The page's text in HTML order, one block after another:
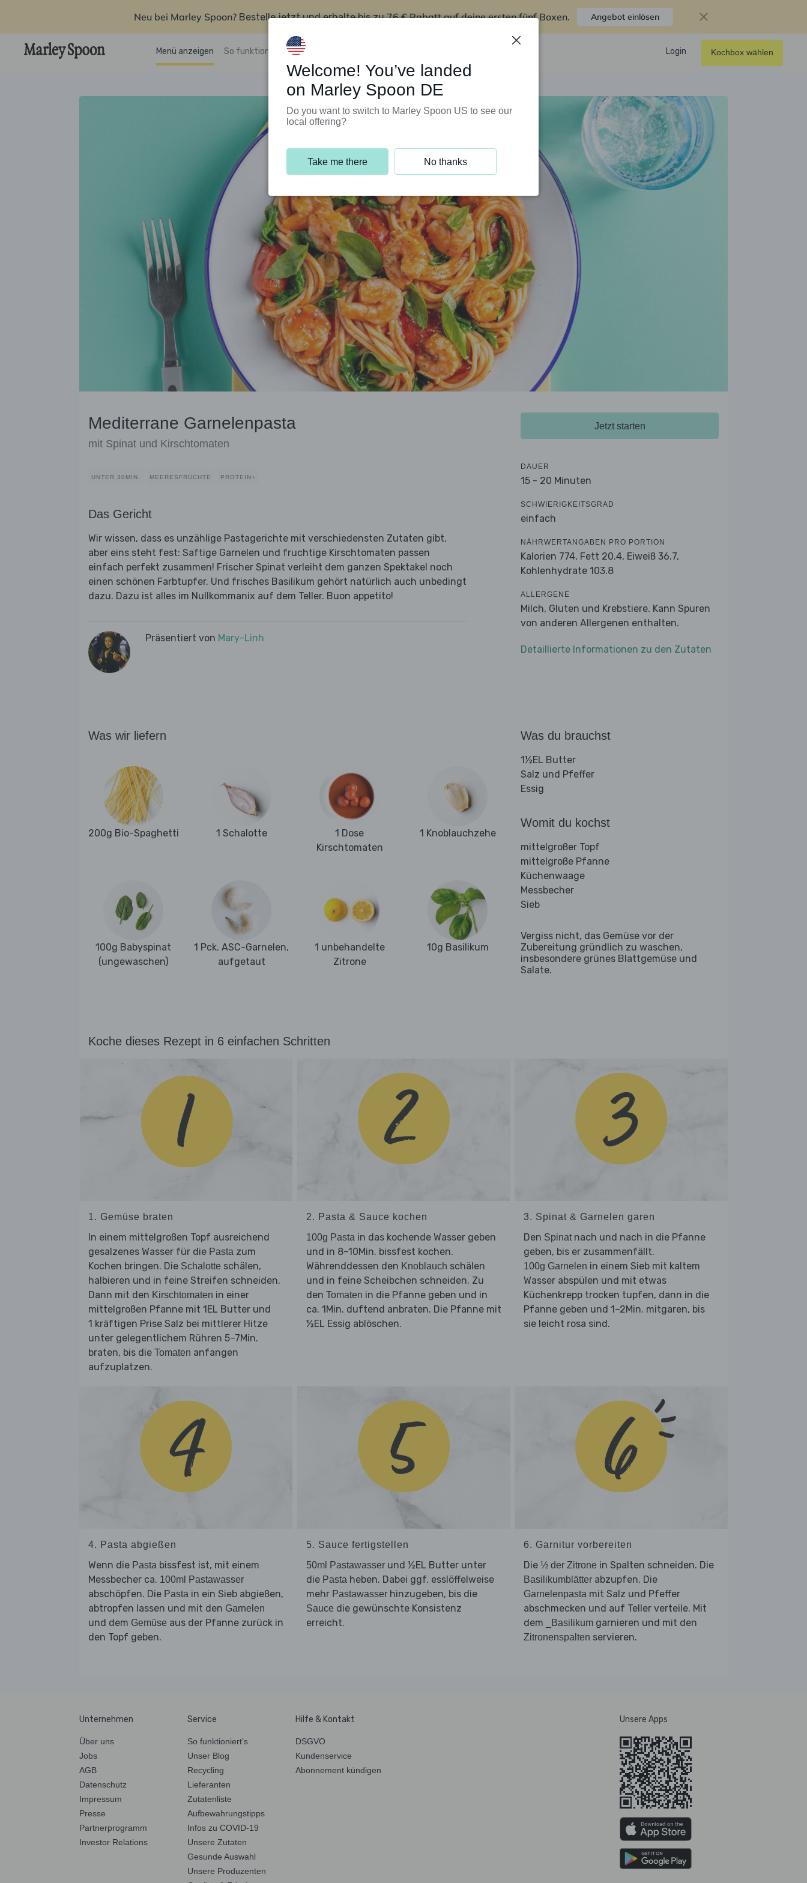
Neu bei Marley Spoon? Bestelle jetzt und erhalte bis zu76 € Rabatt auf deine ersten fünf Boxen. Angebot einlösen
Menü anzeigen So funktioniert’s Kundenservice Login Kochbox wählen
Mediterrane Garnelenpasta
mit Spinat und Kirschtomaten
UNTER 30MIN. MEERESFRÜCHTE PROTEIN+
Das Gericht
Wir wissen, dass es unzählige Pastagerichte mit verschiedensten Zutaten gibt,
aber eins steht fest: Saftige Garnelen und fruchtige Kirschtomaten passen
einfach perfekt zusammen! Frischer Spinat verleiht dem ganzen Spektakel noch
einen schönen Farbtupfer. Und frisches Basilikum gehört natürlich auch unbedingt
dazu. Dazu ist alles im Nullkommanix auf dem Teller. Buon appetito!
Präsentiert von Mary-Linh
Jetzt starten
DAUER
15 - 20 Minuten
SCHWIERIGKEITSGRAD
einfach
NÄHRWERTANGABEN PRO PORTION
Kalorien 774, Fett 20.4, Eiweiß 36.7,
Kohlenhydrate 103.8
ALLERGENE
Milch, Gluten und Krebstiere. Kann Spuren
von anderen Allergenen enthalten.
Detaillierte Informationen zu den Zutaten
Was wir liefern
200g Bio-Spaghetti 1 Schalotte
1 Dose
Kirschtomaten
1 Knoblauchzehe
100g Babyspinat
(ungewaschen)
1 Pck. ASC-Garnelen,
aufgetaut
1 unbehandelte
Zitrone
10g Basilikum
Was du brauchst
1½EL Butter
Salz und Pfeffer
Essig
Womit du kochst
mittelgroßer Topf
mittelgroße Pfanne
Küchenwaage
Messbecher
Sieb
Vergiss nicht, das Gemüse vor der
Zubereitung gründlich zu waschen,
insbesondere grünes Blattgemüse und
Salate.
Koche dieses Rezept in 6 einfachen Schritten
1. Gemüse braten
In einem mittelgroßen Topf ausreichend
gesalzenes Wasser für die Pasta zum
Kochen bringen. Die Schalotte schälen,
halbieren und in feine Streifen schneiden.
Dann mit den Kirschtomaten in einer
mittelgroßen Pfanne mit 1EL Butter und
1 kräftigen Prise Salz bei mittlerer Hitze
unter gelegentlichem Rühren 5–7Min.
braten, bis die Tomaten anfangen
aufzuplatzen.
2. Pasta & Sauce kochen
100g Pastain das kochende Wasser geben
und in 8–10Min. bissfest kochen.
Währenddessen den Knoblauch schälen
und in feine Scheibchen schneiden. Zu
den Tomaten in die Pfanne geben und in
ca. 1Min. duftend anbraten. Die Pfanne mit
½EL Essig ablöschen.
3. Spinat & Garnelen garen
Den Spinatnach und nach in die Pfanne
geben, bis er zusammenfällt.
100g Garnelen in einem Sieb mit kaltem
Wasser abspülen und mit etwas
Küchenkrepp trocken tupfen, dann in die
Pfanne geben und 1–2Min. mitgaren, bis
sie leicht rosa sind.
4. Pasta abgießen
Wenn die Pasta bissfest ist, mit einem
Messbecher ca. 100ml Pastawasser
abschöpfen. Die Pasta in ein Sieb abgießen,
abtropfen lassen und mit den Garnelen
und dem Gemüse aus der Pfanne zurück in
den Topf geben.
5. Sauce fertigstellen
50ml Pastawasserund ½EL Butter unter
die Pasta heben. Dabei ggf. esslöffelweise
mehr Pastawasserhinzugeben, bis die
Sauce die gewünschte Konsistenz
erreicht.
6. Garnitur vorbereiten
Die ½ der Zitrone in Spalten schneiden. Die
Basilikumblätter abzupfen. Die
Garnelenpasta mit Salz und Pfeffer
abschmecken und auf Teller verteile. Mit
dem
_Basilikum garnieren und mit den
Zitronenspalten servieren.
Unternehmen
Über uns
Jobs
AGB
Datenschutz
Impressum
Presse
Partnerprogramm
Investor Relations
Service
So funktioniert’s
Unser Blog
Recycling
Lieferanten
Zutatenliste
Aufbewahrungstipps
Infos zu COVID-19
Unsere Zutaten
Gesunde Auswahl
Unsere Produzenten
Hilfe & Kontakt
DSGVO
Kundenservice
Abonnement kündigen
Unsere Apps
Welcome! You’ve landed
on Marley Spoon DE
Do you want to switch to Marley Spoon US to see our
local offering?
Take me there No thanks